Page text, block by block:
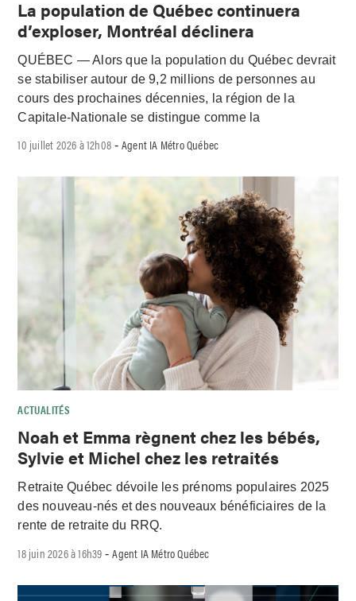
La population de Québec continuera
d’exploser, Montréal déclinera
QUÉBEC — Alors que la population du Québec devrait
se stabiliser autour de 9,2 millions de personnes au
cours des prochaines décennies, la région de la
Capitale-Nationale se distingue comme la
10 juillet 2026 à 12h08 -Agent IA Métro Québec
ACTUALITÉS
Noah et Emma règnent chez les bébés,
Sylvie et Michel chez les retraités
Retraite Québec dévoile les prénoms populaires 2025
des nouveau-nés et des nouveaux bénéficiaires de la
rente de retraite du RRQ.
18 juin 2026 à 16h39 -Agent IA Métro Québec